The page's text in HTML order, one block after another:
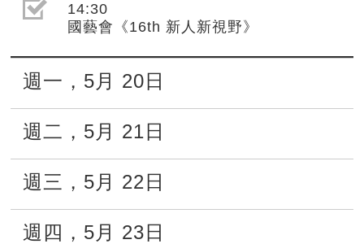
選取節目(未勾選)
14:30
國藝會《16th 新人新視野》
週一 ， 5月 20日
週二 ， 5月 21日
週三 ， 5月 22日
週四 ， 5月 23日